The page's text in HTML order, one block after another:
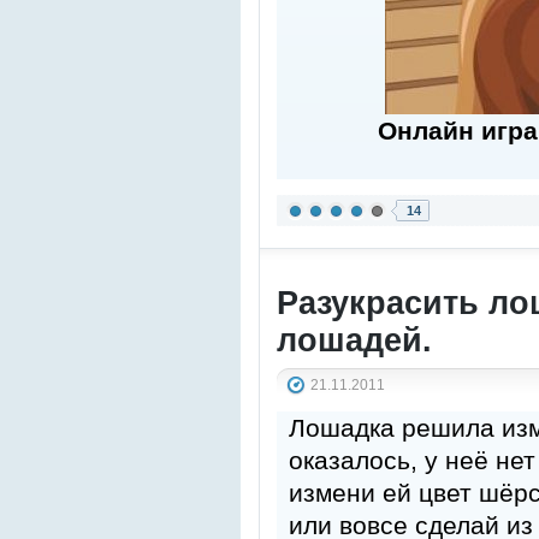
Онлайн
14
Разукрасить
лошадей.
21.11.2011
Лошадка решила
оказалось, у неё
измени ей цвет
или вовсе сделай